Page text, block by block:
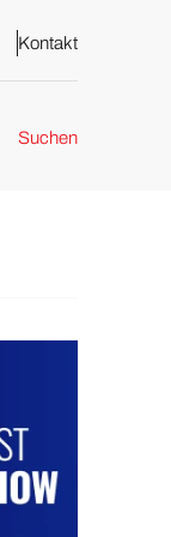
Kontakt
Suchen